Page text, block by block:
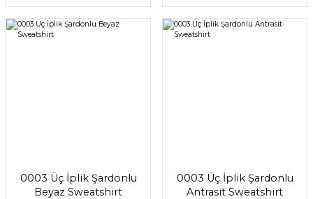
0003 Üç İplik Şardonlu
Beyaz Sweatshirt
0003 Üç İplik Şardonlu
Antrasit Sweatshirt